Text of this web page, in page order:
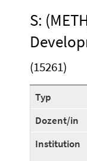
S:
(15261)
Typ
Dozent/in
Institution